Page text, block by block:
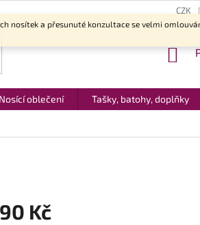
nosítek a přesunuté konzultace se velmi
CZK
Nosící oblečení Tašky, batohy, doplňky
Kč